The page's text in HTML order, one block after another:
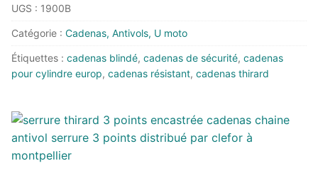
THOR
95
POUR
CYLINDRE
UGS : 1900B
Catégorie : Cadenas, Antivols, U moto
Étiquettes : cadenas blindé, cadenas de sécurité, cadenas
pour cylindre europ, cadenas résistant, cadenas thirard